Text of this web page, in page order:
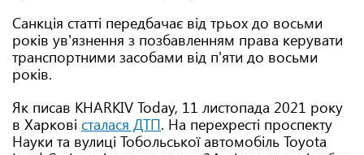
Санкція статті передбачає від трьох до восьми
років ув'язнення з позбавленням права керувати
транспортними засобами від п'яти до восьми
років.
Як писав KHARKIV Today, 11 листопада 2021 року
в Харкові сталася ДТП. На перехресті проспекту
Науки та вулиці Тобольської автомобіль Toyota